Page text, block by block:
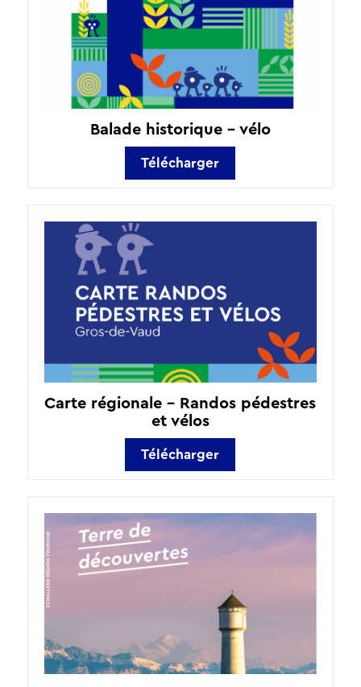
Balade historique – vélo
Télécharger
Carte régionale – Randos pédestres
et vélos
Télécharger